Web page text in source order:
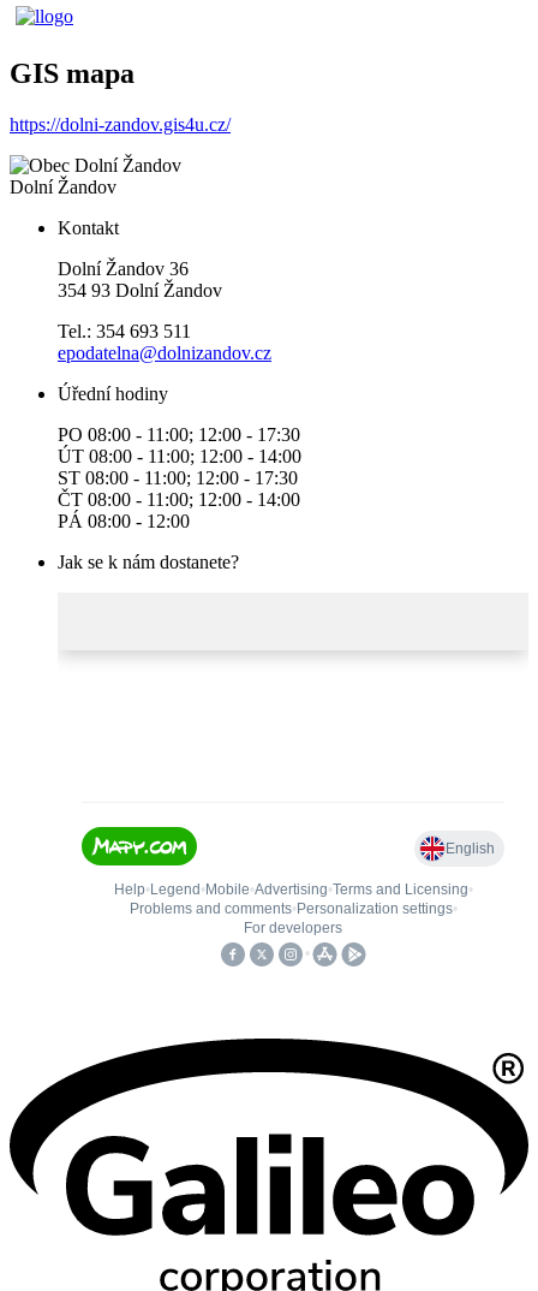
GIS mapa
https://dolni-zandov.gis4u.cz/
Dolní Žandov
Kontakt
Dolní Žandov 36
354 93 Dolní Žandov
Tel.: 354 693 511
epodatelna@dolnizandov.cz
Úřední hodiny
PO 08:00 - 11:00; 12:00 - 17:30
ÚT 08:00 - 11:00; 12:00 - 14:00
ST 08:00 - 11:00; 12:00 - 17:30
ČT 08:00 - 11:00; 12:00 - 14:00
PÁ 08:00 - 12:00
Jak se k nám dostanete?